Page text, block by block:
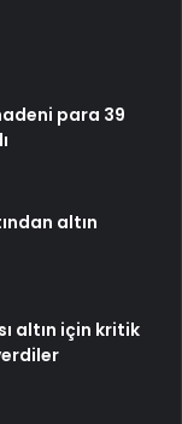
para 39
altın
altın için kritik